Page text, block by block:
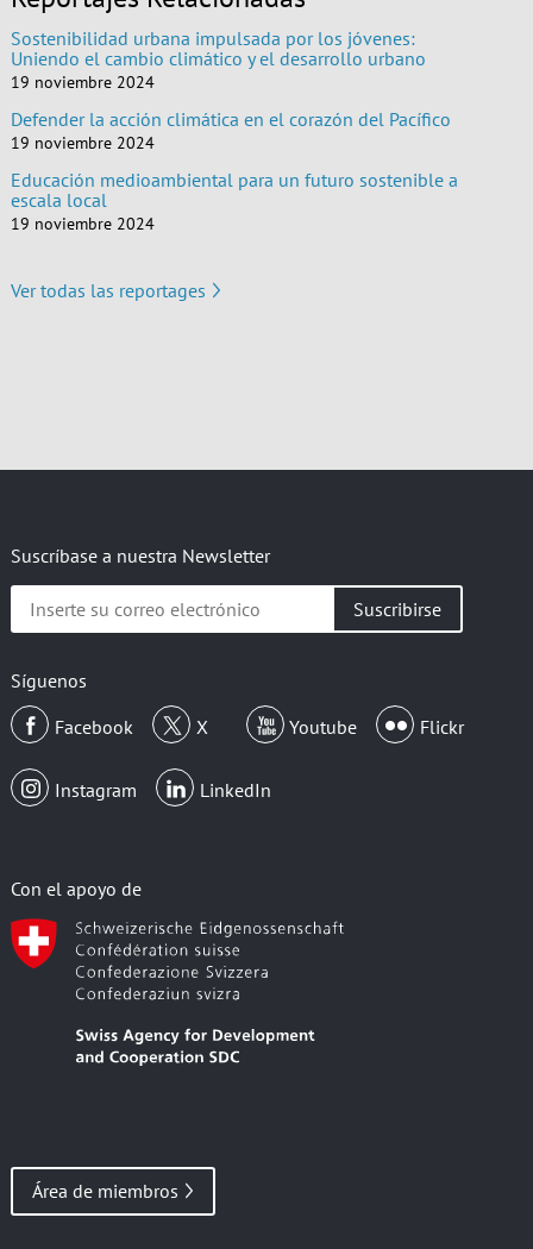
Sostenibilidad urbana impulsada por los jóvenes:
Uniendo el cambio climático y el desarrollo urbano
19 noviembre 2024
Defender la acción climática en el corazón del Pacífico
19 noviembre 2024
Educación medioambiental para un futuro sostenible a
escala local
19 noviembre 2024
Ver todas las reportages
Suscríbase a nuestra Newsletter
Inserte
electrónico
Síguenos
Facebook
X Youtube Flickr
Instagram LinkedIn
Con el apoyo de
Área de miembros